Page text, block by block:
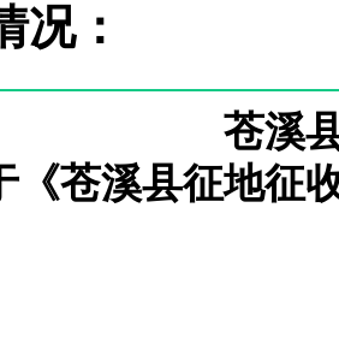
况：
苍溪
《苍溪县征地征